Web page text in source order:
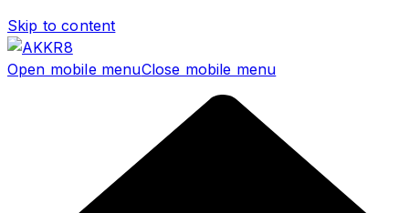
Skip to content
Open mobile menuClose mobile menu